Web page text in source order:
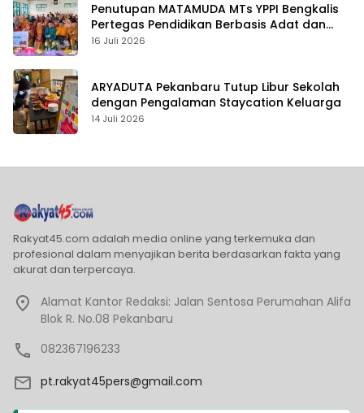
Penutupan MATAMUDA MTs YPPI Bengkalis
Pertegas Pendidikan Berbasis Adat dan
Karakter
16 Juli 2026
ARYADUTA Pekanbaru Tutup Libur Sekolah
dengan Pengalaman Staycation Keluarga
14 Juli 2026
Rakyat45.com adalah media online yang terkemuka dan
profesional dalam menyajikan berita berdasarkan fakta yang
akurat dan terpercaya.
Alamat Kantor Redaksi: Jalan Sentosa Perumahan Alifa
Blok R. No.08 Pekanbaru
082367196233
pt.rakyat45pers@gmail.com